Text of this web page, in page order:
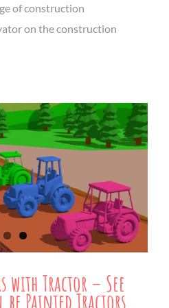
of construction
on the construction
with Tractor – See
Painted Tractors